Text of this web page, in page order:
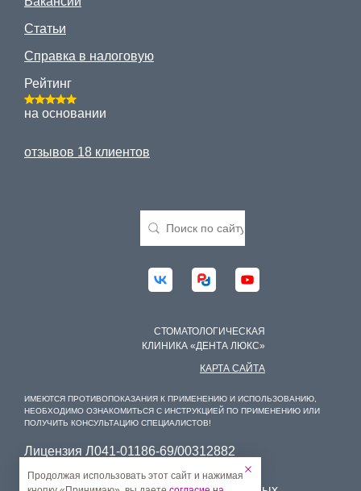
Статьи
Справка в налоговую
Рейтинг
на основании
отзывов 18 клиентов
СТОМАТОЛОГИЧЕСКАЯ
КЛИНИКА «ДЕНТА ЛЮКС»
КАРТА САЙТА
ИМЕЮТСЯ ПРОТИВОПОКАЗАНИЯ К ПРИМЕНЕНИЮ И ИСПОЛЬЗОВАНИЮ,
НЕОБХОДИМО ОЗНАКОМИТЬСЯ С ИНСТРУКЦИЕЙ ПО ПРИМЕНЕНИЮ ИЛИ
ПОЛУЧИТЬ КОНСУЛЬТАЦИЮ СПЕЦИАЛИСТОВ!
Лицензия Л041-01186-69/00312882
Лицензия Л041-01186-69/00379935
Продолжая использовать этот сайт и нажимая